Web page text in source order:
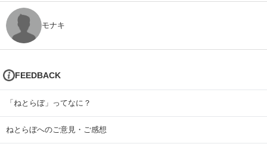
モナキ
FEEDBACK
「ねとらぼ」ってなに？
ねとらぼへのご意見・ご感想